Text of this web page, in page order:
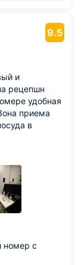
GREENFEEL.9.5
и
рецепшн
удобная
приема
в
данный
номер с